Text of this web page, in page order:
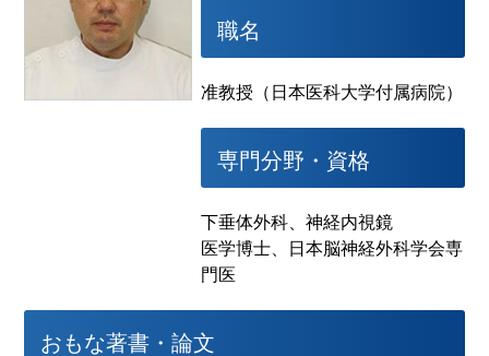
職名
准教授（日本医科大学付属病院）
専門分野・資格
下垂体外科、神経内視鏡
医学博士、日本脳神経外科学会専
門医
おもな著書・論文